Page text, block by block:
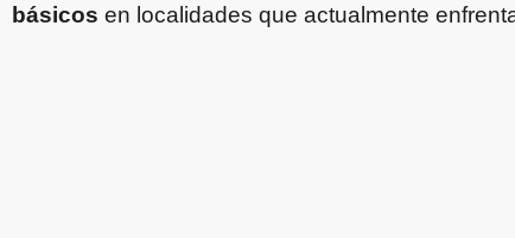
básicos en localidades que actualmente